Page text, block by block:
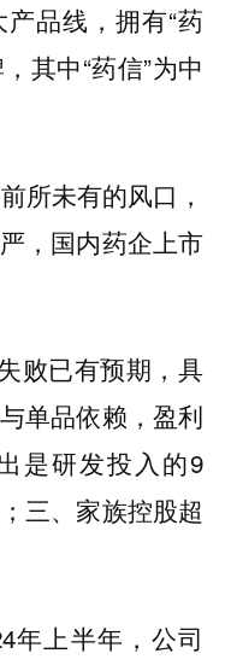
品线，拥有“药
其中“药信”为中
所未有的风口，
，国内药企上市
败已有预期，具
单品依赖，盈利
是研发投入的9
三、家族控股超
年上半年，公司